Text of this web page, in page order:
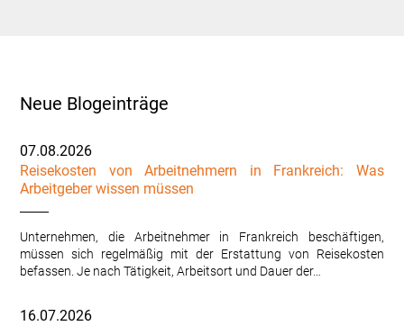
Neue Blogeinträge
07.08.2026
Reisekosten von Arbeitnehmern in Frankreich: Was
Arbeitgeber wissen müssen
Unternehmen, die Arbeitnehmer in Frankreich beschäftigen,
müssen sich regelmäßig mit der Erstattung von Reisekosten
befassen. Je nach Tätigkeit, Arbeitsort und Dauer der…
16.07.2026